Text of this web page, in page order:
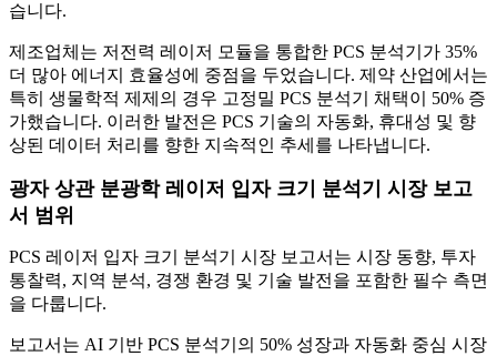
습니다.
제조업체는 저전력 레이저 모듈을 통합한 PCS 분석기가 35%
더 많아 에너지 효율성에 중점을 두었습니다. 제약 산업에서는
특히 생물학적 제제의 경우 고정밀 PCS 분석기 채택이 50% 증
가했습니다. 이러한 발전은 PCS 기술의 자동화, 휴대성 및 향
상된 데이터 처리를 향한 지속적인 추세를 나타냅니다.
광자 상관 분광학 레이저 ​​입자 크기 분석기 시장 보고
서 범위
PCS 레이저 입자 크기 분석기 시장 보고서는 시장 동향, 투자
통찰력, 지역 분석, 경쟁 환경 및 기술 발전을 포함한 필수 측면
을 다룹니다.
보고서는 AI 기반 PCS 분석기의 50% 성장과 자동화 중심 시장